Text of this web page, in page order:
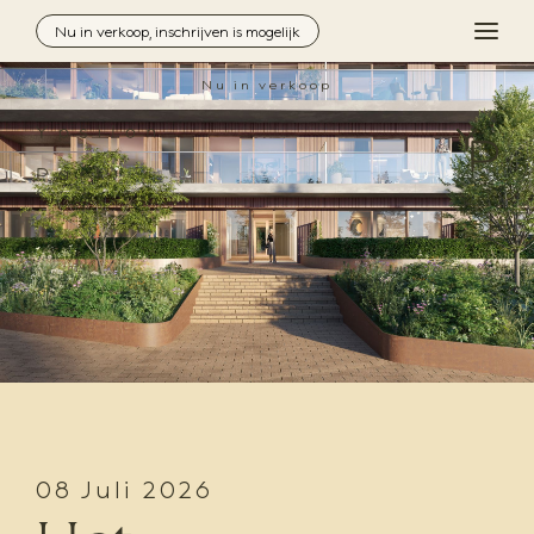
Nu in verkoop, inschrijven is mogelijk MENU
Inloggen Contact
Locatie
Architectuur
Aanbod
Downloads
Nu in verkoop
08 Juli 2026